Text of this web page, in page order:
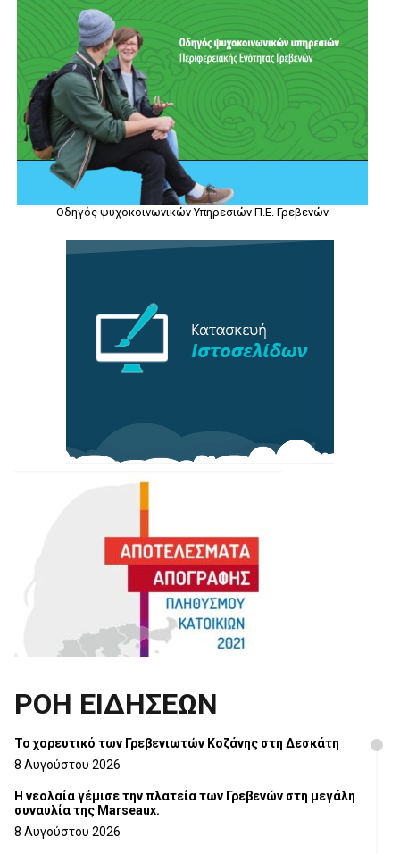
Οδηγός ψυχοκοινωνικών Υπηρεσιών Π.Ε. Γρεβενών
ΡΟΗ ΕΙΔΗΣΕΩΝ
Το χορευτικό των Γρεβενιωτών Κοζάνης στη Δεσκάτη
8 Αυγούστου 2026
Η νεολαία γέμισε την πλατεία των Γρεβενών στη μεγάλη
συναυλία της Marseaux.
8 Αυγούστου 2026